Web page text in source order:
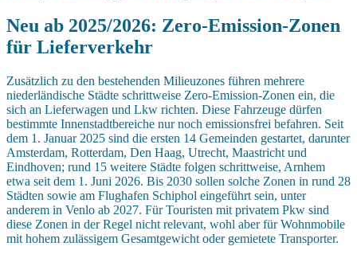
Neu ab 2025/2026: Zero-Emission-Zonen
für Lieferverkehr
Zusätzlich zu den bestehenden Milieuzones führen mehrere
niederländische Städte schrittweise Zero-Emission-Zonen ein, die
sich an Lieferwagen und Lkw richten. Diese Fahrzeuge dürfen
bestimmte Innenstadtbereiche nur noch emissionsfrei befahren. Seit
dem 1. Januar 2025 sind die ersten 14 Gemeinden gestartet, darunter
Amsterdam, Rotterdam, Den Haag, Utrecht, Maastricht und
Eindhoven; rund 15 weitere Städte folgen schrittweise, Arnhem
etwa seit dem 1. Juni 2026. Bis 2030 sollen solche Zonen in rund 28
Städten sowie am Flughafen Schiphol eingeführt sein, unter
anderem in Venlo ab 2027. Für Touristen mit privatem Pkw sind
diese Zonen in der Regel nicht relevant, wohl aber für Wohnmobile
mit hohem zulässigem Gesamtgewicht oder gemietete Transporter.